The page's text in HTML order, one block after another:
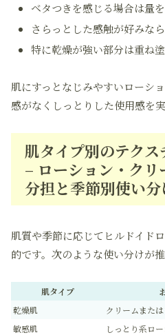
ベタつきを感じる場合は量
さらっとした感触が好みな
特に乾燥が強い部分は重ね
肌にすっとなじみやすいローシ
感がなくしっとりした使用感を実
肌タイプ別のテク
– ローション・ク
分担と季節別使い分
肌質や季節に応じてヒルドイド
的です。次のような使い分けが推
肌タイプ
乾燥肌
クリームまた
敏感肌
しっとり系ロ